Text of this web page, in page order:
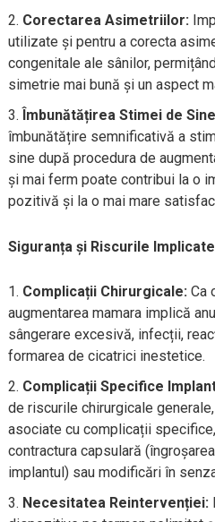
Corectarea Asimetriilor:
utilizate și pentru a corecta
congenitale ale sânilor,
simetrie mai bună și un aspect
Îmbunătățirea Stimei de
îmbunătățire semnificativă a
sine după procedura de
și mai ferm poate contribui la o
pozitivă și la o mai mare
Siguranța și Riscurile
Complicații Chirurgicale: Ca
augmentarea mamara implică
sângerare excesivă, infecții,
formarea de cicatrici inestetice.
Complicații Specifice
de riscurile chirurgicale
asociate cu complicații
contractura capsulară
implantul) sau modificări în
Necesitatea Reintervenției: